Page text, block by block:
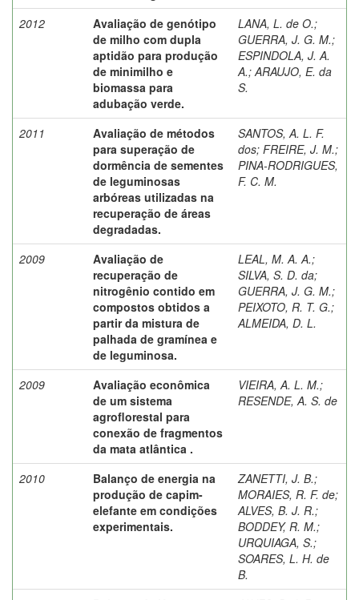
2012
Avaliação de genótipo
de milho com dupla
aptidão para produção
de minimilho e
biomassa para
adubação verde.
LANA, L. de O.;
GUERRA, J. G. M.;
ESPINDOLA, J. A.
A.; ARAUJO, E. da
S.
2011
Avaliação de métodos
para superação de
dormência de sementes
de leguminosas
arbóreas utilizadas na
recuperação de áreas
degradadas.
SANTOS, A. L. F.
dos; FREIRE, J. M.;
PINA-RODRIGUES,
F. C. M.
2009
Avaliação de
recuperação de
nitrogênio contido em
compostos obtidos a
partir da mistura de
palhada de gramínea e
de leguminosa.
LEAL, M. A. A.;
SILVA, S. D. da;
GUERRA, J. G. M.;
PEIXOTO, R. T. G.;
ALMEIDA, D. L.
2009
Avaliação econômica
de um sistema
agroflorestal para
conexão de fragmentos
da mata atlântica .
VIEIRA, A. L. M.;
RESENDE, A. S. de
2010
Balanço de energia na
produção de capim-
elefante em condições
experimentais.
ZANETTI, J. B.;
MORAIES, R. F. de;
ALVES, B. J. R.;
BODDEY, R. M.;
URQUIAGA, S.;
SOARES, L. H. de
B.